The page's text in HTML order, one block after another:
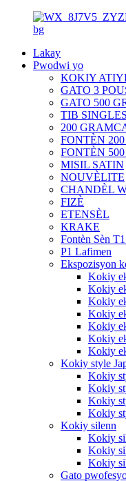
Lakay
Pwodwi yo
KOKIY
GATO 3
GATO 500
TIB
200
FONTÈN
FONTÈN
MISIL SATIN
NOUVÈLITE
CHANDÈL
FIZÈ
ETENSÈL
KRAKE
Fontèn Sèn
P1 Lafimen
Ekspozisyon
Kokiy
Kokiy
Kokiy
Kokiy
Kokiy
Kokiy
Kokiy
Kokiy style
Kokiy
Kokiy
Kokiy
Kokiy
Kokiy silenn
Kokiy
Kokiy
Kokiy
Gato